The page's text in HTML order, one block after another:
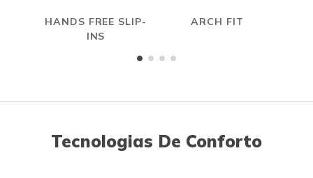
HANDS FREE SLIP-
INS
ARCH FIT
Tecnologias De Conforto